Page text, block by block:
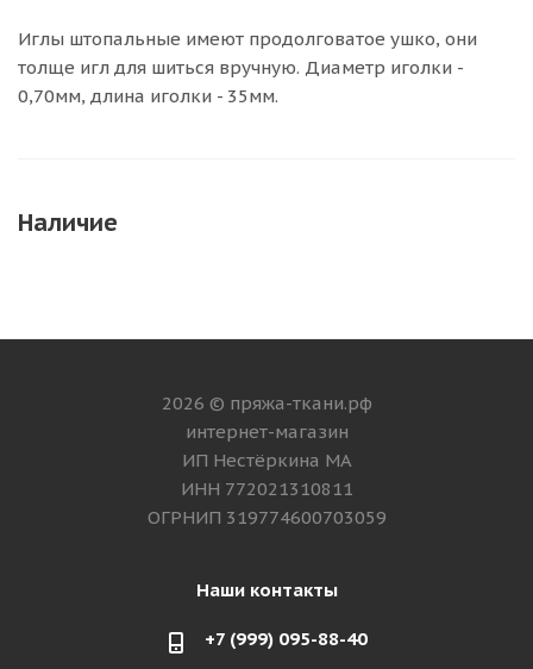
Иглы штопальные имеют продолговатое ушко, они
толще игл для шиться вручную. Диаметр иголки -
0,70мм, длина иголки - 35мм.
Наличие
2026 © пряжа-ткани.рф
интернет-магазин
ИП Нестёркина МА
ИНН 772021310811
ОГРНИП 319774600703059
Наши контакты
+7 (999) 095-88-40